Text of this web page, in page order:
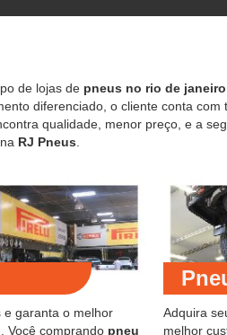
de lojas de pneus no rio de janeiro
diferenciado, o cliente conta
qualidade, menor preço, e a
RJ Pneus
e garanta o melhor
. Você comprando pneu
Adquira
melhor